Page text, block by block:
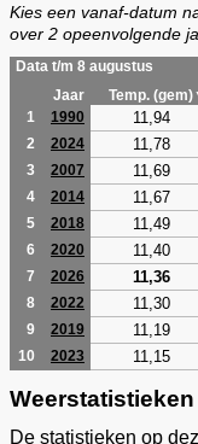
Kies een vanaf-datum
over 2 opeenvolgende
Data t/m 8 augustus
Jaar
Temp.
1
1990 11,94
2 2024 11,78
3 2007 11,69
4 2014 11,67
5 2018 11,49
6 2020 11,40
7 2026 11,36
8 2022 11,30
9 2019 11,19
10 2023 11,15
Weerstatistieken
De statistieken op